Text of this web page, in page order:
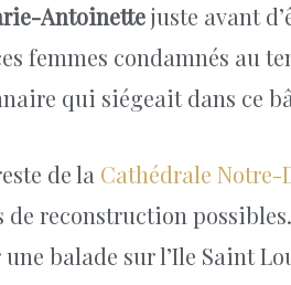
Antoinettejuste avant
femmes condamnés
qui siégeait dans ce
de la Cathédrale Notre-
de reconstruction
balade sur l’Ile Saint